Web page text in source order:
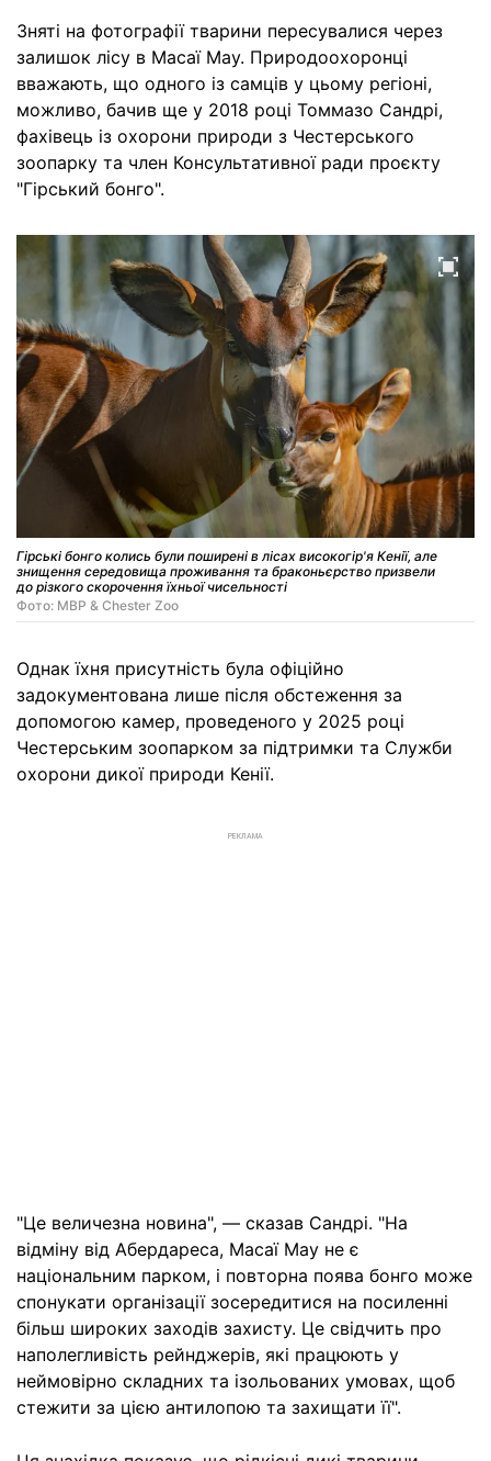
Зняті на фотографії тварини пересувалися через
залишок лісу в Масаї Мау. Природоохоронці
вважають, що одного із самців у цьому регіоні,
можливо, бачив ще у 2018 році Томмазо Сандрі,
фахівець із охорони природи з Честерського
зоопарку та член Консультативної ради проєкту
"Гірський бонго".
Гірські бонго колись були поширені в лісах високогір'я Кенії, але
знищення середовища проживання та браконьєрство призвели
до різкого скорочення їхньої чисельності
Фото: MBP & Chester Zoo
Однак їхня присутність була офіційно
задокументована лише після обстеження за
допомогою камер, проведеного у 2025 році
Честерським зоопарком за підтримки та Служби
охорони дикої природи Кенії.
РЕКЛАМА
"Це величезна новина", — сказав Сандрі. "На
відміну від Абердареса, Масаї Мау не є
національним парком, і повторна поява бонго може
спонукати організації зосередитися на посиленні
більш широких заходів захисту. Це свідчить про
наполегливість рейнджерів, які працюють у
неймовірно складних та ізольованих умовах, щоб
стежити за цією антилопою та захищати її".